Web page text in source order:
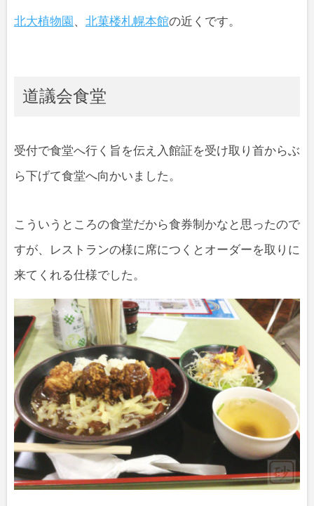
北大植物園 、 北菓楼札幌本館の近くです。
道議会食堂
受付で食堂へ行く旨を伝え入館証を受け取り首からぶ
ら下げて食堂へ向かいました。
こういうところの食堂だから食券制かなと思ったので
すが、レストランの様に席につくとオーダーを取りに
来てくれる仕様でした。